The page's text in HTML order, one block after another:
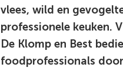
vlees, wild en
professionele keuken.
De Klomp en Best
foodprofessionals